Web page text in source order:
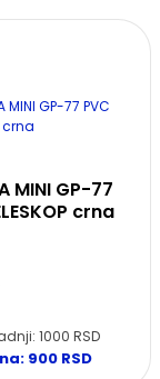
MINI GP-77
crna
1000 RSD
900 RSD